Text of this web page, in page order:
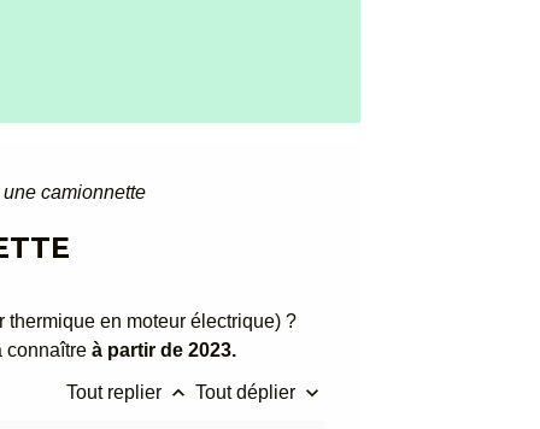
camionnette
en moteur électrique) ?
connaîtreà partir de 2023.
Tout replier keyboard_arrow_up Tout déplier keyboard_arrow_down